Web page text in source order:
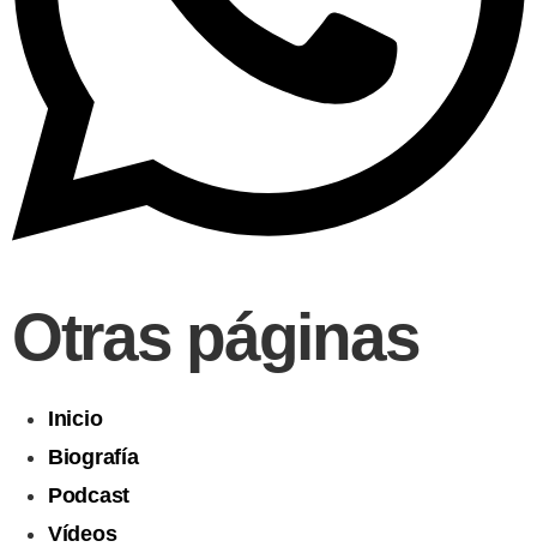
Otras páginas
Inicio
Biografía
Podcast
Vídeos